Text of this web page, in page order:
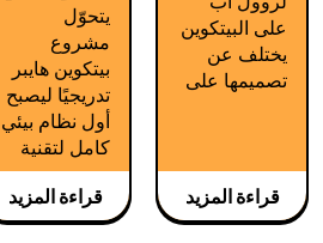
بشكل سريع.
فمنذ البداية،
كانت فلسفة
Bitcoin
التجربة
مألوفة.
الأنسب لذلك.
على البيتكوين
يختلف عن
تصميمها على
قراءة المزيد
يتحوّل
مشروع
بيتكوين هايبر
تدريجيًا ليصبح
أول نظام بيئي
كامل لتقنية
Rollup
للبيتكوين،
مدعومًا
قراءة المزيد